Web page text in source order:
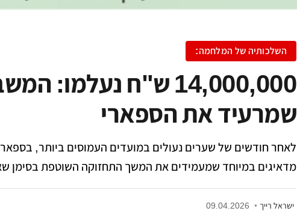
השלכותיה של המלחמה:
14,000,000 ש"ח נעלמו:
שמרעיד את הספארי
לאחר חודשים של שערים נעולים במועדים העמוסים ביותר,
מדאיגים במיוחד שמעמידים את המשך התחזוקה השוטפת בסימן
ישראל רייך •
09.04.2026